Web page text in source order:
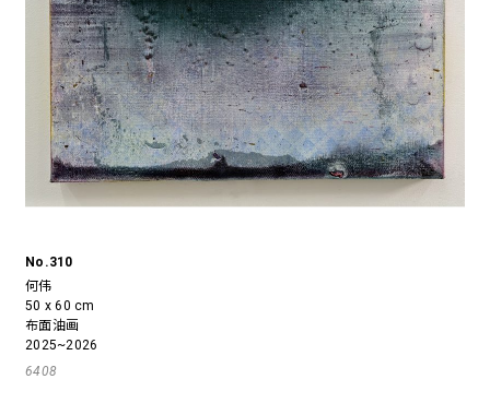
No.310
何伟
50 x 60 cm
布面油画
2025~2026
6408